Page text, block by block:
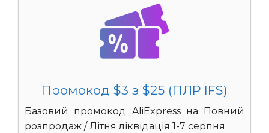
Промокод $3 з $25 (ПЛР IFS)
Базовий промокод AliExpress на Повний
розпродаж / Літня ліквідація 1-7 серпня